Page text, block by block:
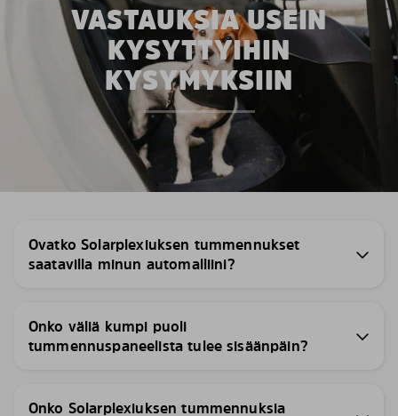
VASTAUKSIA USEIN
KYSYTTYIHIN
KYSYMYKSIIN
Ovatko Solarplexiuksen tummennukset
saatavilla minun automalliini?
Onko väliä kumpi puoli
tummennuspaneelista tulee sisäänpäin?
Onko Solarplexiuksen tummennuksia